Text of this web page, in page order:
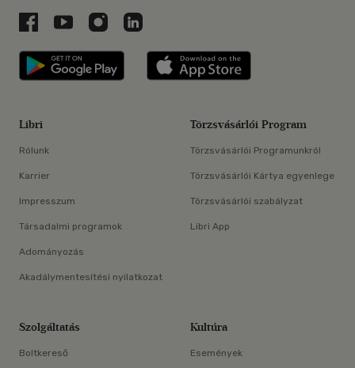
Libri a Facebookon
Libri a Youtube-on
Libri az Instagramon
Libri a LinkedInen
Libri applikáció Szerezd meg: Google
Libri
Rólunk
Karrier
Impresszum
Társadalmi programok
Adományozás
Akadálymentesítési nyilatkozat
Törzsvásárlói Program
Törzsvásárlói Programunkról
Törzsvásárlói Kártya egyenlege
Törzsvásárlói szabályzat
Libri App
Szolgáltatás
Boltkereső
Kultúra
Események